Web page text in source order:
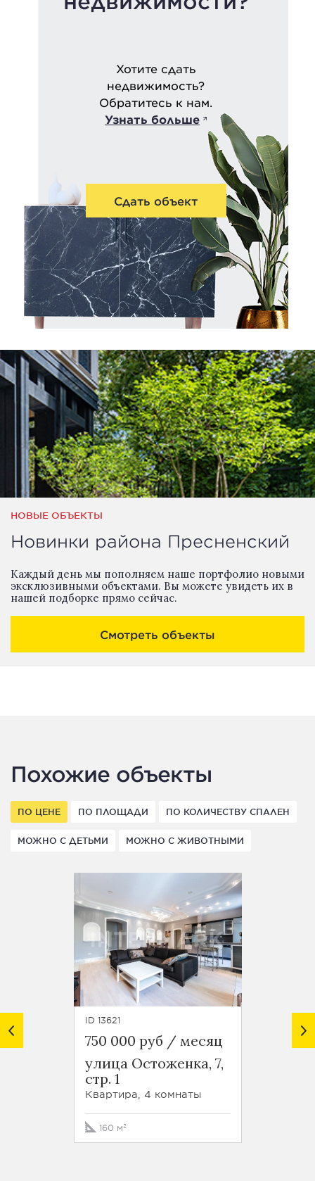
Хотите сдать
недвижимость?
Обратитесь к нам.
Узнать больше
Сдать объект
НОВЫЕ ОБЪЕКТЫ
Новинки района Пресненский
Каждый день мы пополняем наше портфолио новыми
эксклюзивными объектами. Вы можете увидеть их в
нашей подборке прямо сейчас.
Смотреть объекты
Похожие объекты
ПО ЦЕНЕ ПО ПЛОЩАДИ ПО КОЛИЧЕСТВУ СПАЛЕН
МОЖНО С ДЕТЬМИ МОЖНО С ЖИВОТНЫМИ
ID 13621
750 000 руб / месяц
улица Остоженка, 7,
стр. 1
Квартира, 4 комнаты
160 м²
695